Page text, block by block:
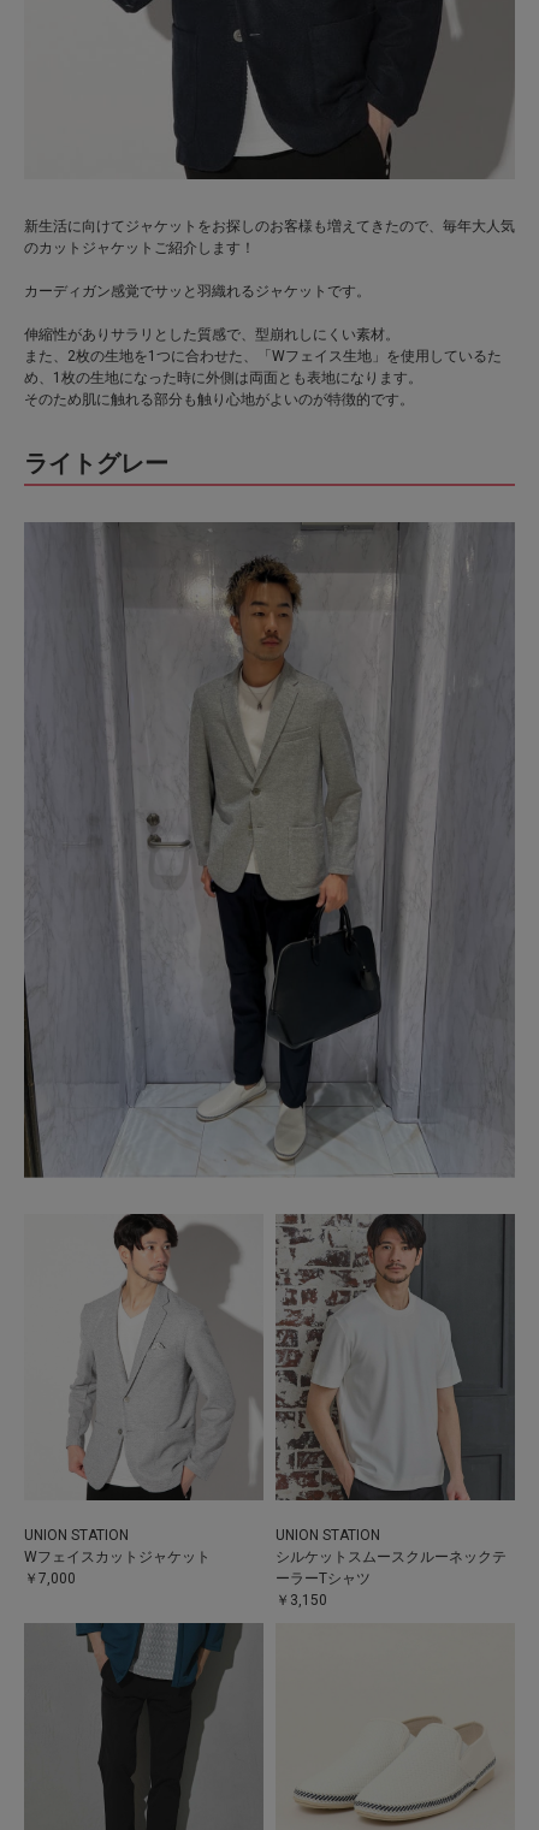
新生活に向けてジャケットをお探しのお客様も増えてきたので、毎年大人気
のカットジャケットご紹介します！
カーディガン感覚でサッと羽織れるジャケットです。
伸縮性がありサラリとした質感で、型崩れしにくい素材。
また、2枚の生地を1つに合わせた、「Wフェイス生地」を使用しているた
め、1枚の生地になった時に外側は両面とも表地になります。
そのため肌に触れる部分も触り心地がよいのが特徴的です。
ライトグレー
UNION STATION
Wフェイスカットジャケット
￥7,000
UNION STATION
シルケットスムースクルーネックテ
ーラーTシャツ
￥3,150